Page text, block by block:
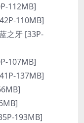
112MB]
110MB]
之牙 [33P-
107MB]
137MB]
193MB]